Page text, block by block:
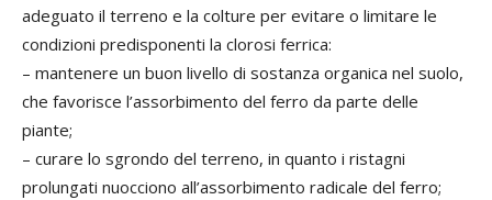
adeguato il terreno e la colture per evitare o limitare le
condizioni predisponenti la clorosi ferrica:
– mantenere un buon livello di sostanza organica nel suolo,
che favorisce l’assorbimento del ferro da parte delle
piante;
– curare lo sgrondo del terreno, in quanto i ristagni
prolungati nuocciono all’assorbimento radicale del ferro;